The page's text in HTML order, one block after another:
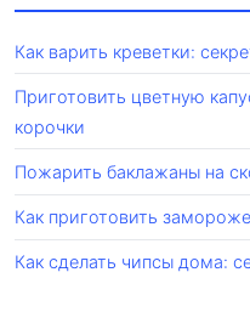
Как варить креветки:
Приготовить цветную
корочки
Пожарить баклажаны на
Как приготовить
Как сделать чипсы дома: